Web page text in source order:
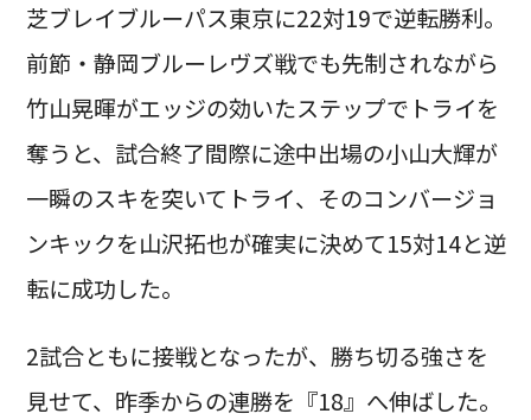
芝ブレイブルーパス東京に22対19で逆転勝利。
前節・静岡ブルーレヴズ戦でも先制されながら
竹山晃暉がエッジの効いたステップでトライを
奪うと、試合終了間際に途中出場の小山大輝が
一瞬のスキを突いてトライ、そのコンバージョ
ンキックを山沢拓也が確実に決めて15対14と逆
転に成功した。
2試合ともに接戦となったが、勝ち切る強さを
見せて、昨季からの連勝を『18』へ伸ばした。